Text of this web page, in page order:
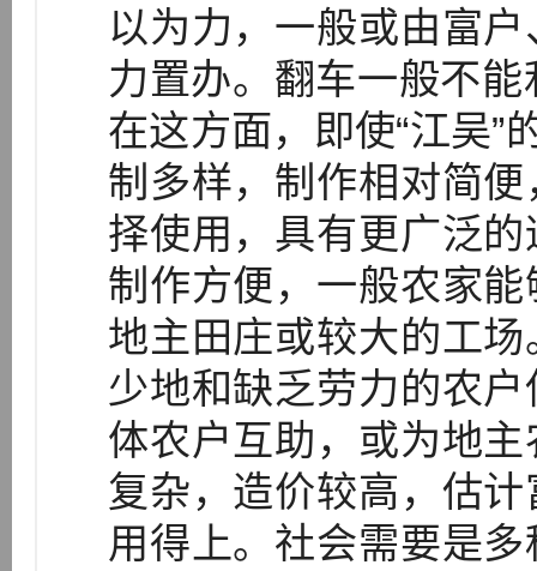
以为力，一般或由富
力置办。翻车一般不
在这方面，即使“江吴”
制多样，制作相对简
择使用，具有更广泛
制作方便，一般农家
地主田庄或较大的工
少地和缺乏劳力的农
体农户互助，或为地
复杂，造价较高，估
用得上。社会需要是